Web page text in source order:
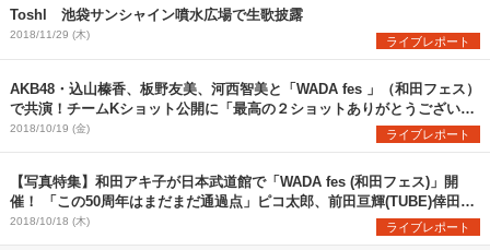
Toshl 池袋サンシャイン噴水広場で生歌披露
2018/11/29 (木) ライブレポート
AKB48・込山榛香、板野友美、河西智美と「WADA fes 」（和田フェス）
で共演！チームKショット公開に「最高の２ショットありがとうございま
す！」と歓喜の声！！
2018/10/19 (金) ライブレポート
【写真特集】和田アキ子が日本武道館で「WADA fes (和田フェス)」開
催！ 「この50周年はまだまだ通過点」ピコ太郎、前田亘輝(TUBE)倖田來
未ら豪華アーティストが共演！
2018/10/18 (木) ライブレポート